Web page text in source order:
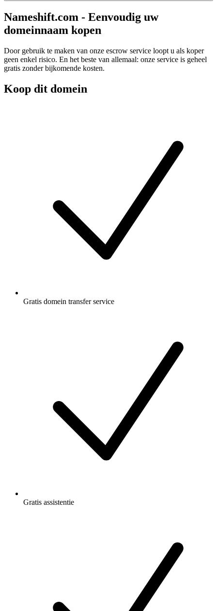
Nameshift.com - Eenvoudig uw
domeinnaam kopen
Door gebruik te maken van onze escrow service loopt u als koper
geen enkel risico. En het beste van allemaal: onze service is geheel
gratis zonder bijkomende kosten.
Koop dit domein
Gratis domein transfer service
Gratis assistentie